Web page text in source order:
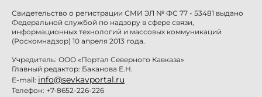
Свидетельство о регистрации СМИ ЭЛ № ФС 77 - 53481 выдано
Федеральной службой по надзору в сфере связи,
информационных технологий и массовых коммуникаций
(Роскомнадзор) 10 апреля 2013 года.
Учредитель: ООО «Портал Северного Кавказа»
Главный редактор: Баканова Е.Н.
E-mail: info@sevkavportal.ru
Телефон: +7-8652-226-226